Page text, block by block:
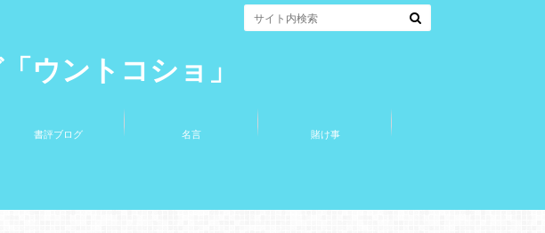
ウントコショ」
書評ブログ 名言 賭け事